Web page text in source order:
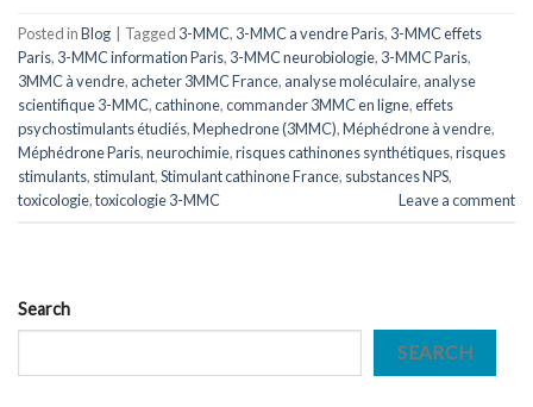
Posted inBlog Tagged 3-MMC, 3-MMC a vendre Paris, 3-MMC effets
Paris, 3-MMC information Paris, 3-MMC neurobiologie, 3-MMC Paris,
3MMC à vendre, acheter 3MMC France, analyse moléculaire, analyse
scientifique 3-MMC,cathinone,commander 3MMC en ligne,effets
psychostimulants étudiés,Mephedrone (3MMC),Méphédrone à vendre,
Méphédrone Paris,neurochimie,risques cathinones synthétiques,risques
stimulants, stimulant,Stimulant cathinone France, substances NPS,
toxicologie,toxicologie 3-MMC Leave a comment
Search
SEARCH